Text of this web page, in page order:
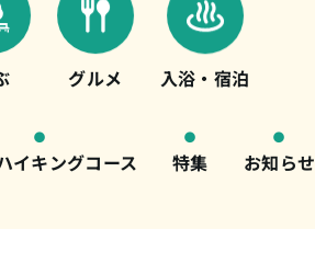
グルメ 入浴・宿泊
イキングコース 特集 お知らせ